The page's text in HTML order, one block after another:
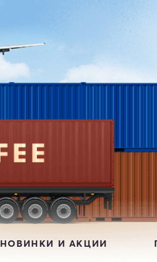
НОВИНКИ И АКЦИИ